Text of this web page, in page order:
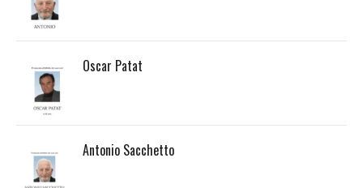
Oscar Patat
Antonio Sacchetto